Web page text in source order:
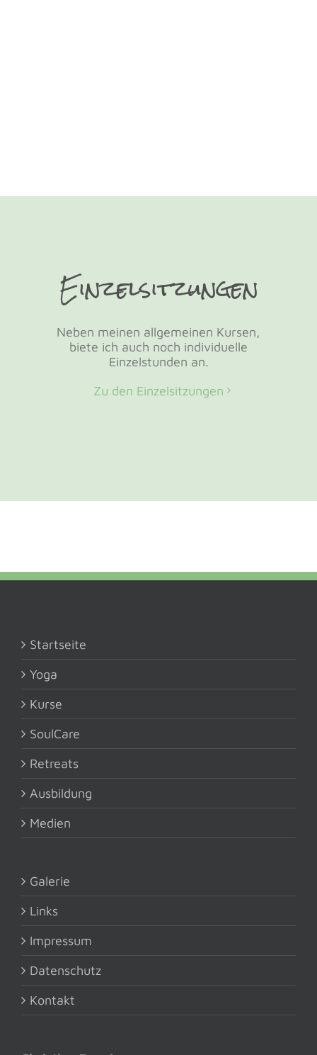
Einzelsitzungen
Neben meinen allgemeinen Kursen,
biete ich auch noch individuelle
Einzelstunden an.
Zu den Einzelsitzungen
Startseite
Yoga
Kurse
SoulCare
Retreats
Ausbildung
Medien
Galerie
Links
Impressum
Datenschutz
Kontakt